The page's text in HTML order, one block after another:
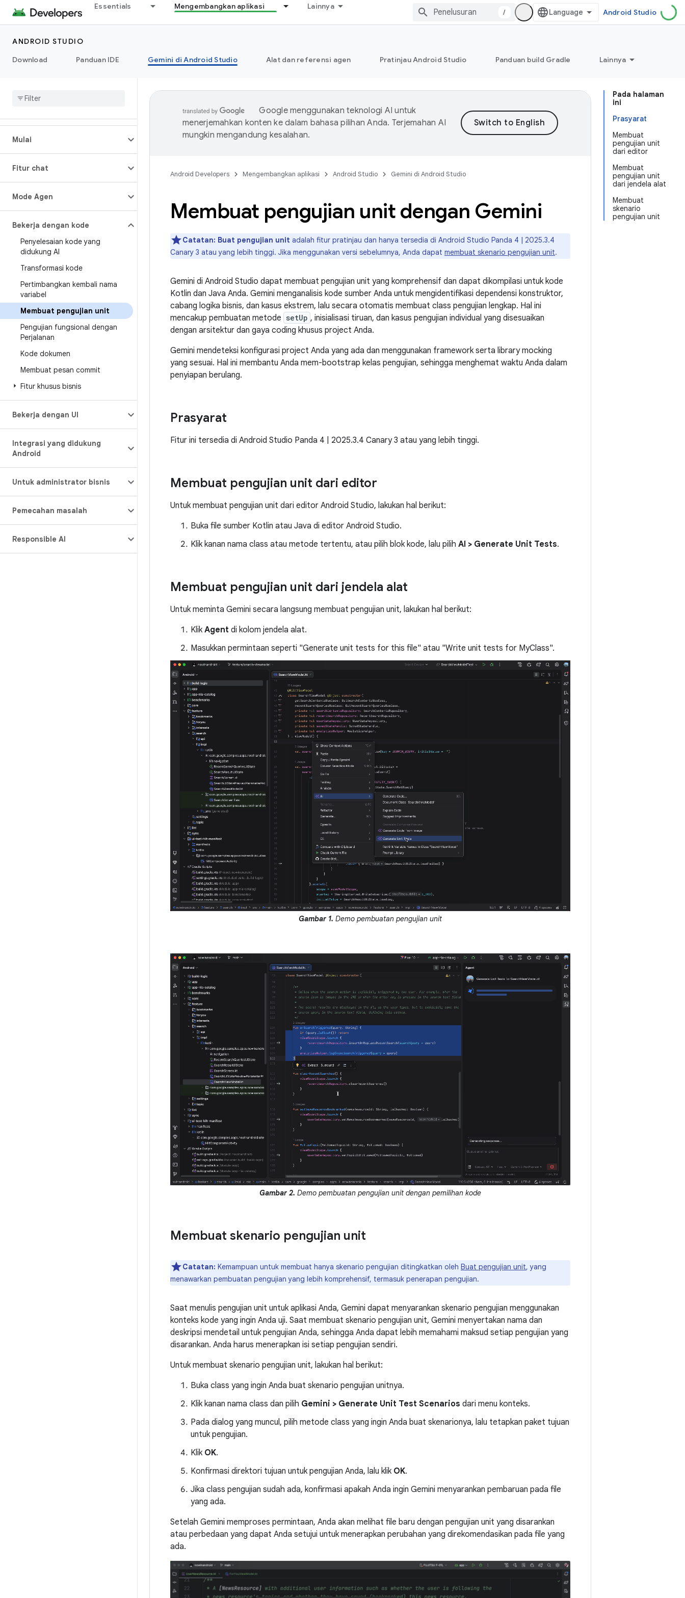
Essentials Mengembangkan aplikasi Lainnya
/ Android Studio
ANDROID STUDIO
Download
Panduan IDE Gemini di Android Studio Alat dan referensi agen Pratinjau Android Studio Panduan build Gradle Lainnya
Mulai
Fitur chat
Mode Agen
Bekerja dengan kode
Penyelesaian kode yang
didukung AI
Transformasi kode
Pertimbangkan kembali nama
variabel
Membuat pengujian unit
Pengujian fungsional dengan
Perjalanan
Kode dokumen
Membuat pesan commit
Fitur khusus bisnis
Bekerja dengan UI
Integrasi yang didukung
Android
Untuk administrator bisnis
Pemecahan masalah
Responsible AI
Pada halaman
ini
Prasyarat
Membuat
pengujian unit
dari editor
Membuat
pengujian unit
dari jendela alat
Membuat
skenario
pengujian unit
Google menggunakan teknologi AI untuk
menerjemahkan konten ke dalam bahasa pilihan Anda. Terjemahan AI
mungkin mengandung kesalahan.
Android Developers Mengembangkan aplikasi Android Studio Gemini di Android Studio
Membuat pengujian unit dengan Gemini
Catatan: Buat pengujian unit adalah fitur pratinjau dan hanya tersedia di Android Studio Panda 4 | 2025.3.4
Canary 3 atau yang lebih tinggi. Jika menggunakan versi sebelumnya, Anda dapat membuat skenario pengujian unit.
Gemini di Android Studio dapat membuat pengujian unit yang komprehensif dan dapat dikompilasi untuk kode
Kotlin dan Java Anda. Gemini menganalisis kode sumber Anda untuk mengidentifikasi dependensi konstruktor,
cabang logika bisnis, dan kasus ekstrem, lalu secara otomatis membuat class pengujian lengkap. Hal ini
mencakup pembuatan metode setUp , inisialisasi tiruan, dan kasus pengujian individual yang disesuaikan
dengan arsitektur dan gaya coding khusus project Anda.
Gemini mendeteksi konfigurasi project Anda yang ada dan menggunakan framework serta library mocking
yang sesuai. Hal ini membantu Anda mem-bootstrap kelas pengujian, sehingga menghemat waktu Anda dalam
penyiapan berulang.
Prasyarat
Fitur ini tersedia di Android Studio Panda 4 | 2025.3.4 Canary 3 atau yang lebih tinggi.
Membuat pengujian unit dari editor
Untuk membuat pengujian unit dari editor Android Studio, lakukan hal berikut:
Buka file sumber Kotlin atau Java di editor Android Studio.
Klik kanan nama class atau metode tertentu, atau pilih blok kode, lalu pilih AI > Generate Unit Tests.
Membuat pengujian unit dari jendela alat
Untuk meminta Gemini secara langsung membuat pengujian unit, lakukan hal berikut:
Klik Agent di kolom jendela alat.
Masukkan permintaan seperti "Generate unit tests for this file" atau "Write unit tests for MyClass".
Gambar 1. Demo pembuatan pengujian unit
Gambar 2. Demo pembuatan pengujian unit dengan pemilihan kode
Membuat skenario pengujian unit
Catatan: Kemampuan untuk membuat hanya skenario pengujian ditingkatkan oleh Buat pengujian unit, yang
menawarkan pembuatan pengujian yang lebih komprehensif, termasuk penerapan pengujian.
Saat menulis pengujian unit untuk aplikasi Anda, Gemini dapat menyarankan skenario pengujian menggunakan
konteks kode yang ingin Anda uji. Saat membuat skenario pengujian unit, Gemini menyertakan nama dan
deskripsi mendetail untuk pengujian Anda, sehingga Anda dapat lebih memahami maksud setiap pengujian yang
disarankan. Anda harus menerapkan isi setiap pengujian sendiri.
Untuk membuat skenario pengujian unit, lakukan hal berikut:
Buka class yang ingin Anda buat skenario pengujian unitnya.
Klik kanan nama class dan pilih Gemini > Generate Unit Test Scenarios dari menu konteks.
Pada dialog yang muncul, pilih metode class yang ingin Anda buat skenarionya, lalu tetapkan paket tujuan
untuk pengujian.
Klik OK.
Konfirmasi direktori tujuan untuk pengujian Anda, lalu klik OK.
Jika class pengujian sudah ada, konfirmasi apakah Anda ingin Gemini menyarankan pembaruan pada file
yang ada.
Setelah Gemini memproses permintaan, Anda akan melihat file baru dengan pengujian unit yang disarankan
atau perbedaan yang dapat Anda setujui untuk menerapkan perubahan yang direkomendasikan pada file yang
ada.